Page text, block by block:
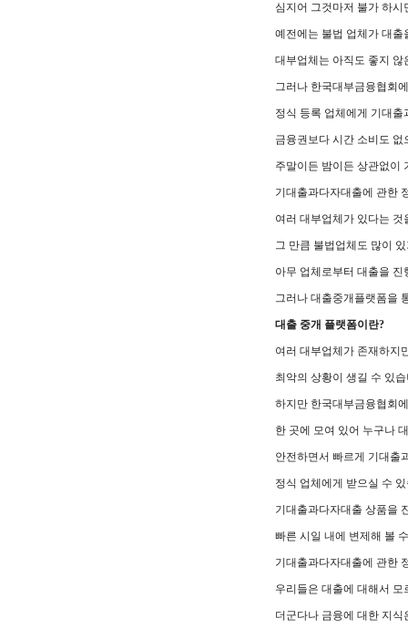
심지어 그것마저 불가 하
예전에는 불법 업체가 대
대부업체는 아직도 좋지 않
그러나 한국대부금융협회
정식 등록 업체에게 기대
금융권보다 시간 소비도
주말이든 밤이든 상관없이
기대출과다자대출에 관한
여러 대부업체가 있다는 것
그 만큼 불법업체도 많이
아무 업체로부터 대출을
그러나 대출중개플랫폼을
대출 중개 플랫폼이란?
여러 대부업체가 존재하지
최악의 상황이 생길 수 있
하지만 한국대부금융협회
한 곳에 모여 있어 누구나
안전하면서 빠르게 기대출
정식 업체에게 받으실 수
기대출과다자대출 상품을
빠른 시일 내에 변제해 볼
기대출과다자대출에 관한
우리들은 대출에 대해서
더군다나 금융에 대한 지